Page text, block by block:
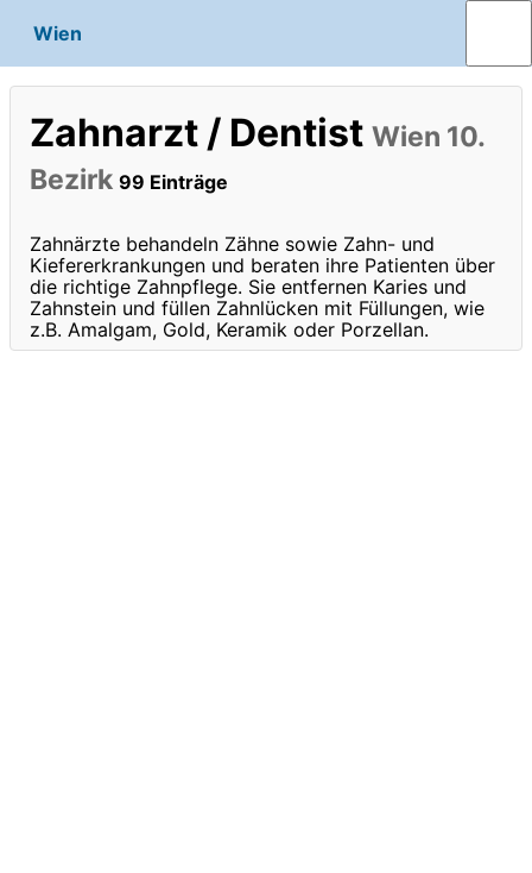
Wien
Zahnarzt / Dentist Wien 10.
Bezirk 99 Einträge
Zahnärzte behandeln Zähne sowie Zahn- und
Kiefererkrankungen und beraten ihre Patienten über
die richtige Zahnpflege. Sie entfernen Karies und
Zahnstein und füllen Zahnlücken mit Füllungen, wie
z.B. Amalgam, Gold, Keramik oder Porzellan.